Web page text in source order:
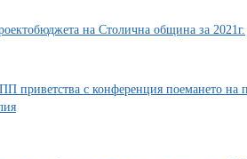
на Столична община за 2021г.
приветства с конференция поемането на